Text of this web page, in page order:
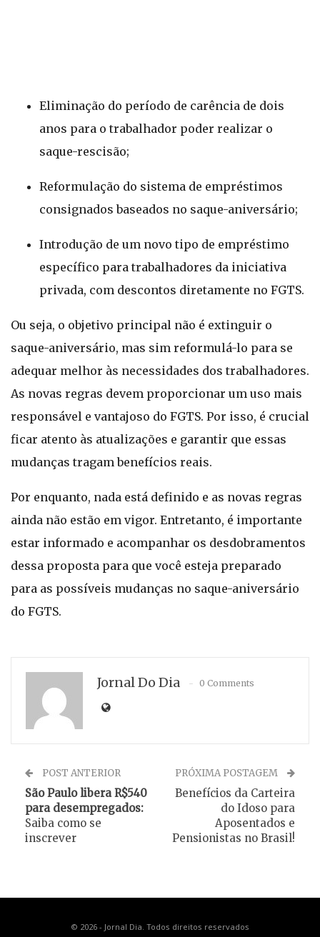
Eliminação do período de carência de dois
anos para o trabalhador poder realizar o
saque-rescisão;
Reformulação do sistema de empréstimos
consignados baseados no saque-aniversário;
Introdução de um novo tipo de empréstimo
específico para trabalhadores da iniciativa
privada, com descontos diretamente no FGTS.
Ou seja, o objetivo principal não é extinguir o
saque-aniversário, mas sim reformulá-lo para se
adequar melhor às necessidades dos trabalhadores.
As novas regras devem proporcionar um uso mais
responsável e vantajoso do FGTS. Por isso, é crucial
ficar atento às atualizações e garantir que essas
mudanças tragam benefícios reais.
Por enquanto, nada está definido e as novas regras
ainda não estão em vigor. Entretanto, é importante
estar informado e acompanhar os desdobramentos
dessa proposta para que você esteja preparado
para as possíveis mudanças no saque-aniversário
do FGTS.
Jornal Do Dia 0 Comments
POST ANTERIOR
São Paulo libera R$540
para desempregados:
Saiba como se
inscrever
PRÓXIMA POSTAGEM
Benefícios da Carteira
do Idoso para
Aposentados e
Pensionistas no Brasil!
© 2026 - Jornal Dia. Todos direitos reservados